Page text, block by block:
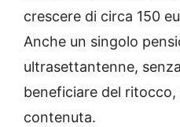
crescere di circa 150
Anche un singolo
ultrasettantenne,
beneficiare del ritocco,
contenuta.